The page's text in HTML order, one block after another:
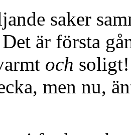
saker
är första
och
men nu,